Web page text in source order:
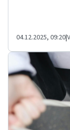
04.12.2025, 09:20|